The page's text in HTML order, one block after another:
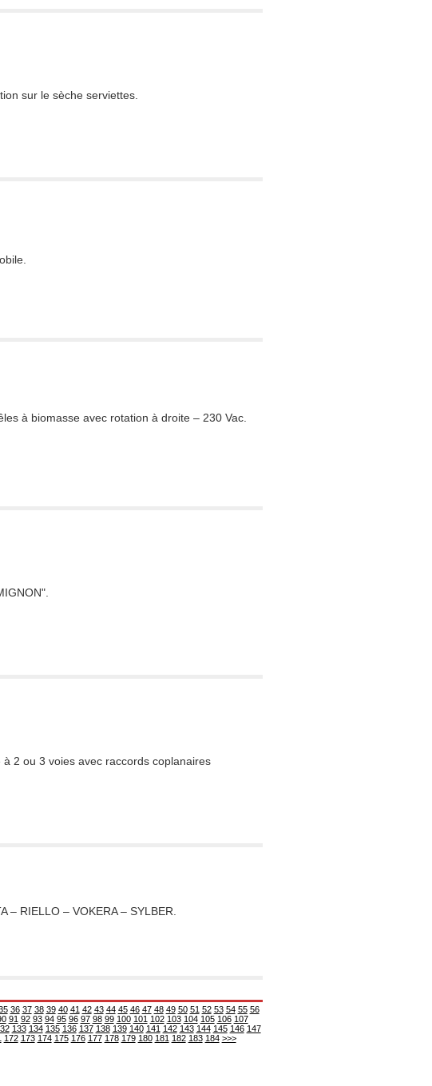
sur le sèche serviettes.
à biomasse avec rotation à droite – 230 Vac.
2 ou 3 voies avec raccords coplanaires
– RIELLO – VOKERA – SYLBER.
36 37 38 39 40 41 42 43 44 45 46 47 48 49 50 51 52 53 54 55 56
91 92 93 94 95 96 97 98 99 100 101 102 103 104 105 106 107
133 134 135 136 137 138 139 140 141 142 143 144 145 146 147
172 173 174 175 176 177 178 179 180 181 182 183 184 >>>